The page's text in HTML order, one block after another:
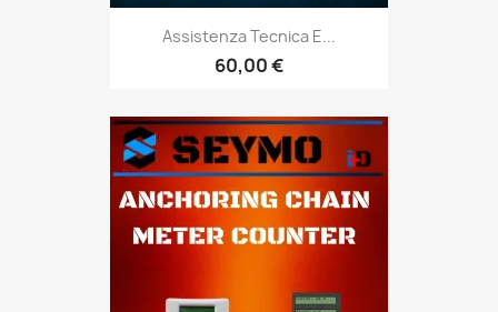
Assistenza Tecnica E...
60,00 €